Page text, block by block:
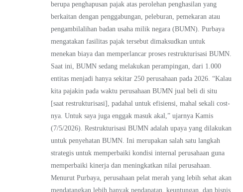
berupa penghapusan pajak atas perolehan penghasilan yang
berkaitan dengan penggabungan, peleburan, pemekaran atau
pengambilalihan badan usaha milik negara (BUMN). Purbaya
mengatakan fasilitas pajak tersebut dimaksudkan untuk
menekan biaya dan memperlancar proses restrukturisasi BUMN.
Saat ini, BUMN sedang melakukan perampingan, dari 1.000
entitas menjadi hanya sekitar 250 perusahaan pada 2026. “Kalau
kita pajakin pada waktu perusahaan BUMN jual beli di situ
[saat restrukturisasi], padahal untuk efisiensi, mahal sekali cost-
nya. Untuk saya juga enggak masuk akal,” ujarnya Kamis
(7/5/2026). Restrukturisasi BUMN adalah upaya yang dilakukan
untuk penyehatan BUMN. Ini merupakan salah satu langkah
strategis untuk memperbaiki kondisi internal perusahaan guna
memperbaiki kinerja dan meningkatkan nilai perusahaan.
Menurut Purbaya, perusahaan pelat merah yang lebih sehat akan
mendatangkan lebih banyak pendapatan, keuntungan, dan bisnis